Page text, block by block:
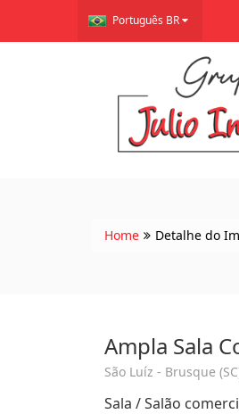
Português BR
Home Detalhe do
Ampla Sala
São Luíz - Brusque
Sala / Salão